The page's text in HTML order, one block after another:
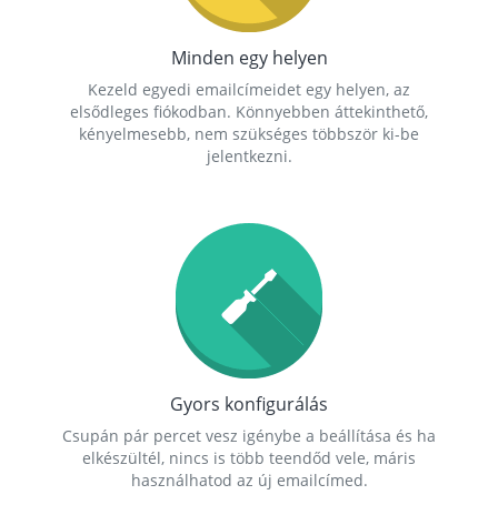
Minden egy helyen
Kezeld egyedi emailcímeidet egy helyen, az
elsődleges fiókodban. Könnyebben áttekinthető,
kényelmesebb, nem szükséges többször ki-be
jelentkezni.
Gyors konfigurálás
Csupán pár percet vesz igénybe a beállítása és ha
elkészültél, nincs is több teendőd vele, máris
használhatod az új emailcímed.